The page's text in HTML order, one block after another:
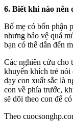
6. Biết khi nào nên
Bố mẹ có bổn phận
nhưng bảo vệ quá
bạn có thể dẫn đến
Các nghiên cứu cho
khuyến khích trẻ nói
dạy con xuất sắc là
con về phía trước,
sẽ dõi theo con để
Theo